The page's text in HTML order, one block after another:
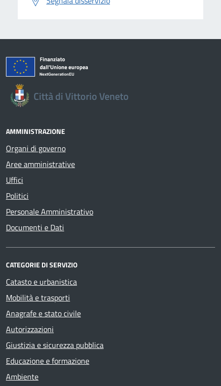
Città di Vittorio Veneto
AMMINISTRAZIONE
Organi di governo
Aree amministrative
Uffici
Politici
Personale Amministrativo
Documenti e Dati
CATEGORIE DI SERVIZIO
Catasto e urbanistica
Mobilità e trasporti
Anagrafe e stato civile
Autorizzazioni
Giustizia e sicurezza pubblica
Educazione e formazione
Ambiente